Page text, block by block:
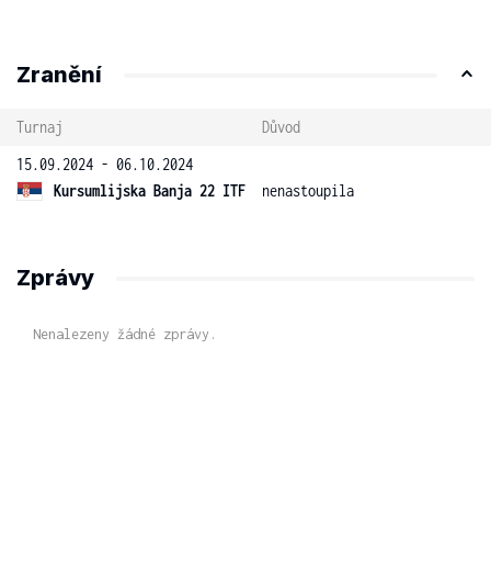
Zranění
Turnaj
Důvod
15.09.2024 - 06.10.2024
Kursumlijska Banja 22 ITF
nenastoupila
Zprávy
Nenalezeny žádné zprávy.